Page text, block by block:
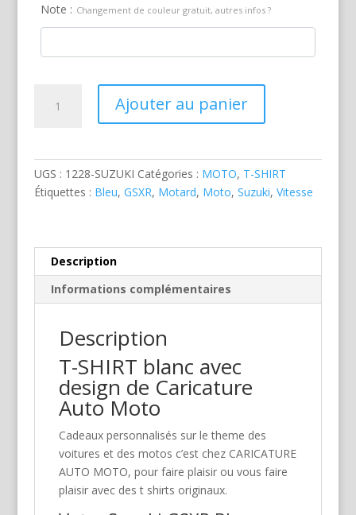
Note : Changement de couleur gratuit, autres infos ?
Ajouter au panier
UGS : 1228-SUZUKI Catégories : MOTO, T-SHIRT
Étiquettes : Bleu, GSXR, Motard, Moto, Suzuki, Vitesse
Description
Informations complémentaires
Description
T-SHIRT blanc avec
design de Caricature
Auto Moto
Cadeaux personnalisés sur le theme des
voitures et des motos c’est chez CARICATURE
AUTO MOTO, pour faire plaisir ou vous faire
plaisir avec des t shirts originaux.